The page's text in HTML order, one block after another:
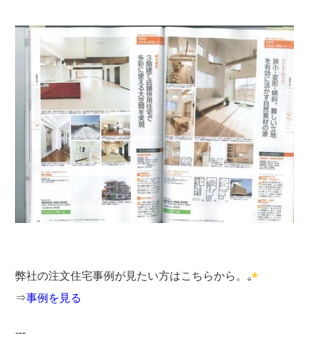
弊社の注文住宅事例が見たい方はこちらから。
⇒事例を見る
---